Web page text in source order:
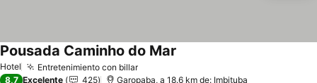
Hotel Entretenimiento con billar
Pousada Caminho do Mar
8,7 Excelente 425 Garopaba, a 18.6 km de: Imbituba